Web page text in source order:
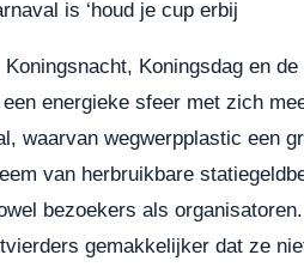
is ‘houd je cup erbij
Koningsdag en
energieke sfeer met zich
waarvan wegwerpplastic een
van herbruikbare
bezoekers als
gemakkelijker dat ze